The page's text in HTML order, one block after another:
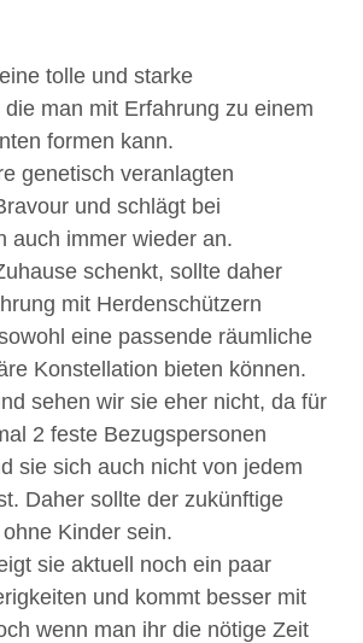
tolle und starke
man mit Erfahrung zu einem
formen kann.
genetisch veranlagten
und schlägt bei
auch immer wieder an.
schenkt, sollte daher
mit Herdenschützern
eine passende räumliche
Konstellation bieten können.
sehen wir sie eher nicht, da für
2 feste Bezugspersonen
sie sich auch nicht von jedem
Daher sollte der zukünftige
Kinder sein.
sie aktuell noch ein paar
und kommt besser mit
wenn man ihr die nötige Zeit